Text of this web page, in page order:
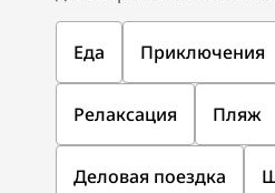
Еда Приключения
Релаксация Пляж
Деловая поездка